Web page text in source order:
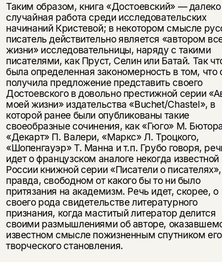
Таким образом, книга «Достоевский» —
случайная работа среди исследовательских
начинаний Кристевой; в некотором смысле
писатель действительно является «автором
жизни» исследовательницы, наряду с такими
писателями, как Пруст, Селин или Батай. Так
была определенная закономерность в том, что
получила предложение представить своего
Достоевского в довольно престижной серии
моей жизни» издательства «Buchet/Chastel», в
которой ранее были опубликованы такие
своеобразные сочинения, как «Гюго» М.
«Декарт» П. Валери, «Маркс» Л. Троцкого,
«Шопенгауэр» Т. Манна и т.п. Грубо говоря,
идет о французском аналоге некогда известной
России книжной серии «Писатели о писателях»,
правда, свободном от какого бы то ни было
притязания на академизм. Речь идет, скорее, о
своего рода свидетельстве литературного
признания, когда маститый литератор делится
своими размышлениями об авторе,
известном смысле пожизненным спутником его
творческого становления.